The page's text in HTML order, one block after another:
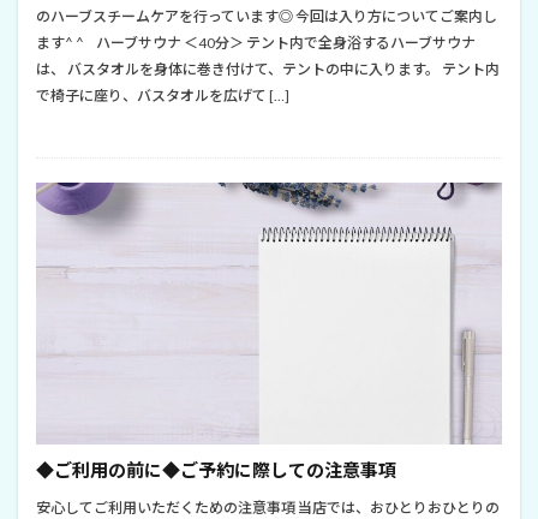
のハーブスチームケアを行っています◎ 今回は入り方についてご案内し
ます^ ^ ハーブサウナ ＜40分＞ テント内で全身浴するハーブサウナ
は、 バスタオルを身体に巻き付けて、テントの中に入ります。 テント内
で椅子に座り、バスタオルを広げて […]
◆ご利用の前に◆ご予約に際しての注意事項
安心してご利用いただくための注意事項 当店では、おひとりおひとりの